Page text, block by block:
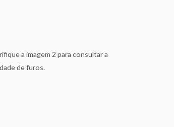
a imagem 2 para consultar a
de furos.